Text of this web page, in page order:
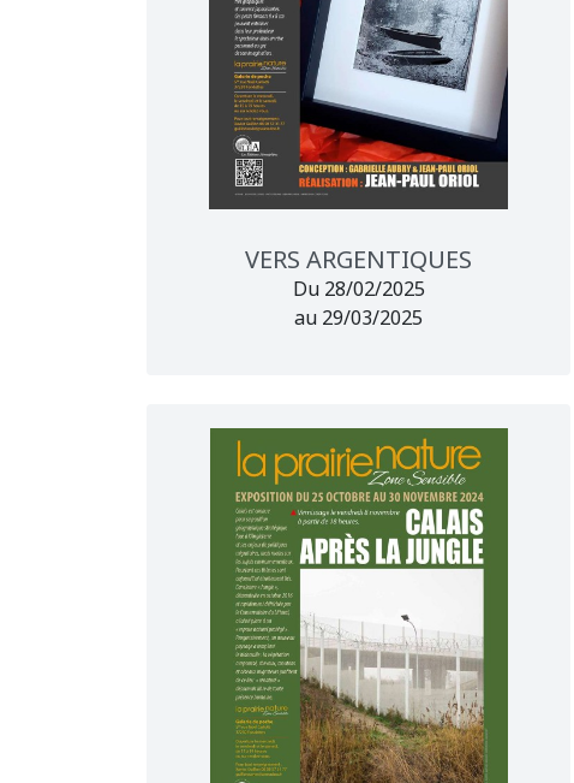
VERS ARGENTIQUES
Du 28/02/2025
au 29/03/2025